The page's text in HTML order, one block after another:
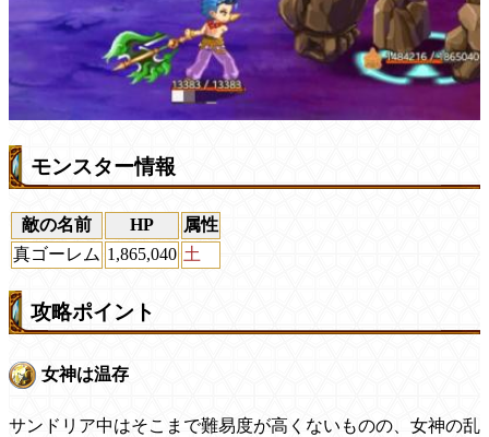
モンスター情報
敵の名前 HP
属性
真ゴーレム 1,865,040 土
攻略ポイント
女神は温存
サンドリア中はそこまで難易度が高くないものの、女神の乱